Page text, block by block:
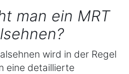
man ein MRT
wird in der Regel
eine detaillierte